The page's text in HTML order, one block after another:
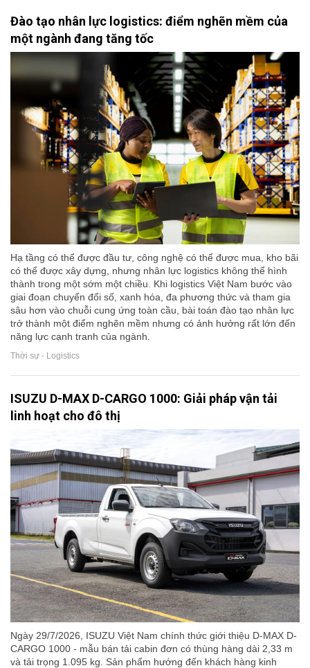
Đào tạo nhân lực logistics: điểm nghẽn mềm của
một ngành đang tăng tốc
Hạ tầng có thể được đầu tư, công nghệ có thể được mua, kho bãi
có thể được xây dựng, nhưng nhân lực logistics không thể hình
thành trong một sớm một chiều. Khi logistics Việt Nam bước vào
giai đoạn chuyển đổi số, xanh hóa, đa phương thức và tham gia
sâu hơn vào chuỗi cung ứng toàn cầu, bài toán đào tạo nhân lực
trở thành một điểm nghẽn mềm nhưng có ảnh hưởng rất lớn đến
năng lực cạnh tranh của ngành.
Thời sự - Logistics
ISUZU D-MAX D-CARGO 1000: Giải pháp vận tải
linh hoạt cho đô thị
Ngày 29/7/2026, ISUZU Việt Nam chính thức giới thiệu D-MAX D-
CARGO 1000 - mẫu bán tải cabin đơn có thùng hàng dài 2,33 m
và tải trọng 1.095 kg. Sản phẩm hướng đến khách hàng kinh